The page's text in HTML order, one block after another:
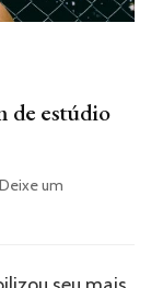
de estúdio
Deixe um